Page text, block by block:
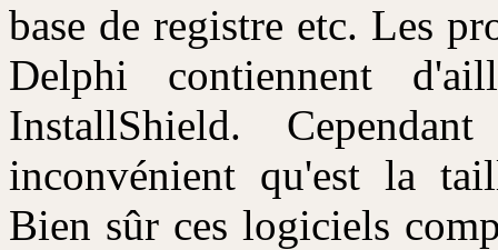
base de registre etc. Les
Delphi contiennent
InstallShield.
inconvénient qu'est la
Bien sûr ces logiciels